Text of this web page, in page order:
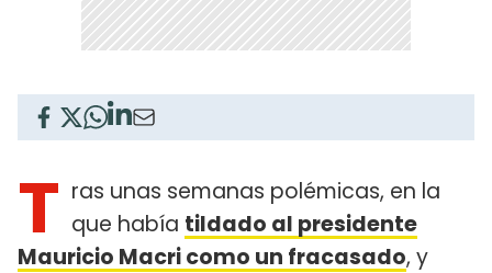
T ras unas semanas polémicas, en la
que había tildado al presidente
Mauricio Macri como un fracasado, y